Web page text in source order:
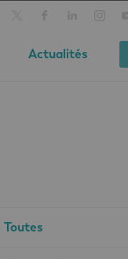
Actualités
Toutes